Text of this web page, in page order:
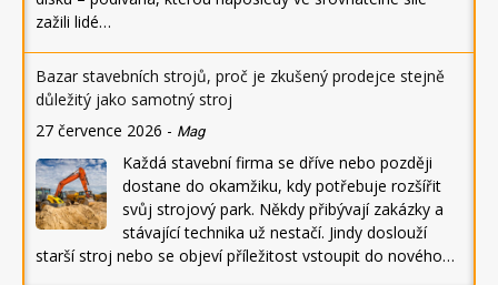
zažili lidé…
Bazar stavebních strojů, proč je zkušený prodejce stejně
důležitý jako samotný stroj
27 července 2026 - Mag
Každá stavební firma se dříve nebo později
dostane do okamžiku, kdy potřebuje rozšířit
svůj strojový park. Někdy přibývají zakázky a
stávající technika už nestačí. Jindy doslouží
starší stroj nebo se objeví příležitost vstoupit do nového…